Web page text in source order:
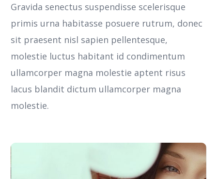
Gravida senectus suspendisse scelerisque
primis urna habitasse posuere rutrum, donec
sit praesent nisl sapien pellentesque,
molestie luctus habitant id condimentum
ullamcorper magna molestie aptent risus
lacus blandit dictum ullamcorper magna
molestie.